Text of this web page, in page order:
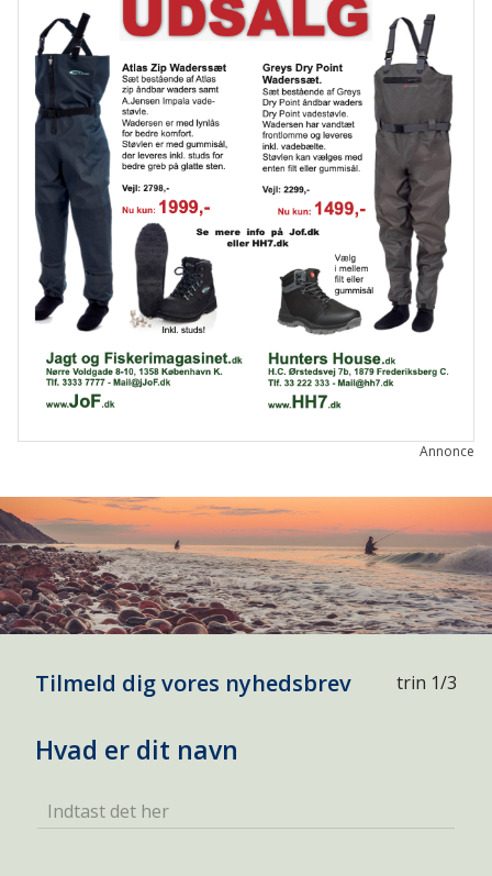
Annonce
Tilmeld dig vores nyhedsbrev trin 1/3
Hvad er dit navn
Indtast det her